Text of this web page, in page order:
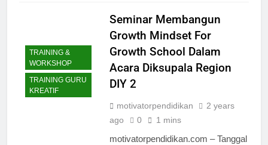
TRAINING &
WORKSHOP
TRAINING GURU
KREATIF
Seminar Membangun
Growth Mindset For
Growth School Dalam
Acara Diksupala Region
DIY 2
motivatorpendidikan
2 years
ago
0 1 mins
motivatorpendidikan.com – Tanggal